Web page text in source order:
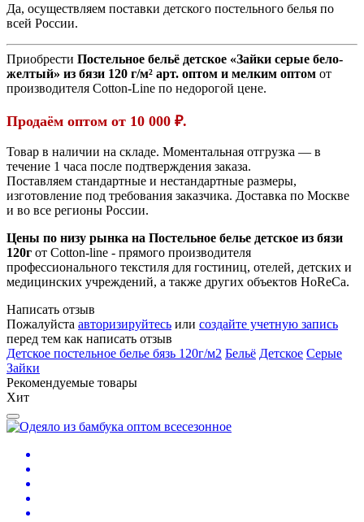
Да, осуществляем поставки детского постельного белья по
всей России.
Приобрести Постельное бельё детское «Зайки серые бело-
желтый» из бязи 120 г/м² арт. оптом и мелким оптом от
производителя Cotton-Line по недорогой цене.
Продаём оптом от 10 000 ₽.
Товар в наличии на складе. Моментальная отгрузка — в
течение 1 часа после подтверждения заказа.
Поставляем стандартные и нестандартные размеры,
изготовление под требования заказчика. Доставка по Москве
и во все регионы России.
Цены по низу рынка на Постельное белье детское из бязи
120г от Cotton-line - прямого производителя
профессионального текстиля для гостиниц, отелей, детских и
медицинских учреждений, а также других объектов HoReCa.
Написать отзыв
Пожалуйста авторизируйтесь или создайте учетную запись
перед тем как написать отзыв
Детское постельное белье бязь 120г/м2 Бельё Детское Серые
Зайки
Рекомендуемые товары
Хит